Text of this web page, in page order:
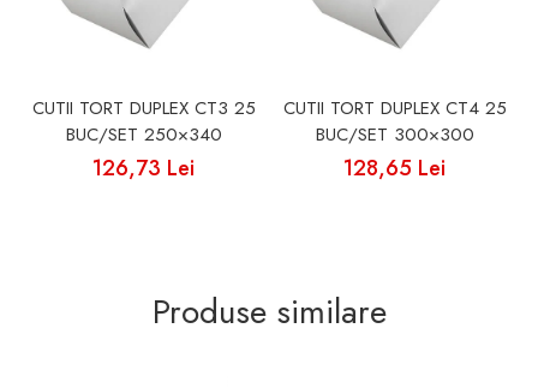
CUTII TORT DUPLEX CT3 25
BUC/SET 250×340
126,73 Lei
CUTII TORT DUPLEX CT4 25
BUC/SET 300×300
128,65 Lei
Produse similare